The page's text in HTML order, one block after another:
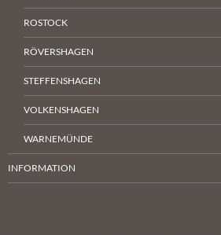
ROSTOCK
RÖVERSHAGEN
STEFFENSHAGEN
VOLKENSHAGEN
WARNEMÜNDE
INFORMATION